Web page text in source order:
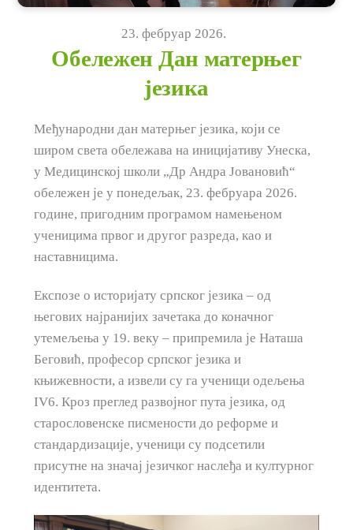
23.фебруар 2026.
Обележен Дан матерњег
језика
Међународни дан матерњег језика, који се
широм света обележава на иницијативу Унеска,
у Медицинској школи „Др Андра Јовановић“
обележен је у понедељак, 23. фебруара 2026.
године, пригодним програмом намењеном
ученицима првог и другог разреда, као и
наставницима.
Експозе о историјату српског језика – од
његових најранијих зачетака до коначног
утемељења у 19. веку – припремила је Наташа
Беговић, професор српског језика и
књижевности, а извели су га ученици одељења
IV6. Кроз преглед развојног пута језика, од
старословенске писмености до реформе и
стандардизације, ученици су подсетили
присутне на значај језичког наслеђа и културног
идентитета.